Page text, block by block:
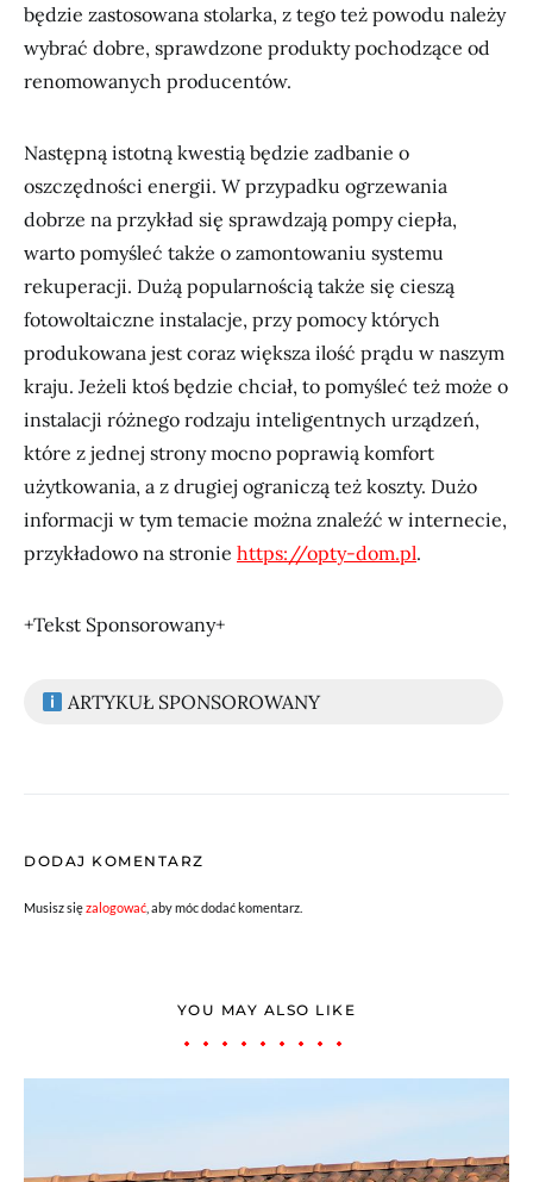
będzie zastosowana stolarka, z tego też powodu należy
wybrać dobre, sprawdzone produkty pochodzące od
renomowanych producentów.
Następną istotną kwestią będzie zadbanie o
oszczędności energii. W przypadku ogrzewania
dobrze na przykład się sprawdzają pompy ciepła,
warto pomyśleć także o zamontowaniu systemu
rekuperacji. Dużą popularnością także się cieszą
fotowoltaiczne instalacje, przy pomocy których
produkowana jest coraz większa ilość prądu w naszym
kraju. Jeżeli ktoś będzie chciał, to pomyśleć też może o
instalacji różnego rodzaju inteligentnych urządzeń,
które z jednej strony mocno poprawią komfort
użytkowania, a z drugiej ograniczą też koszty. Dużo
informacji w tym temacie można znaleźć w internecie,
przykładowo na stronie https://opty-dom.pl.
+Tekst Sponsorowany+
ARTYKUŁ SPONSOROWANY
DODAJ KOMENTARZ
Musisz sięzalogować , aby móc dodać komentarz.
YOU MAY ALSO LIKE